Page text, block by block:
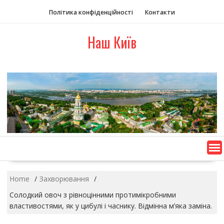
t
Політика конфіденційності Контакти
Наш Київ
Home
Захворювання
Солодкий овоч з рівноцінними протимікробними
властивостями, як у цибулі і часнику. Відмінна м’яка заміна.